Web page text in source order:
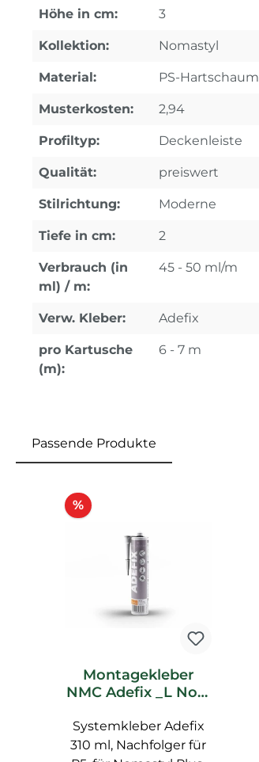
Höhe in cm: 3
Kollektion: Nomastyl
Material: PS-Hartschaum
Musterkosten: 2,94
Profiltyp: Deckenleiste
Qualität: preiswert
Stilrichtung: Moderne
Tiefe in cm: 2
Verbrauch (in
ml) / m:
45 - 50 ml/m
Verw. Kleber: Adefix
pro Kartusche
(m):
6 - 7 m
Passende Produkte
%Rabatt
Montagekleber
NMC Adefix _L Noel
Spachtelkleber
Systemkleber Adefix
310 ml, Nachfolger für